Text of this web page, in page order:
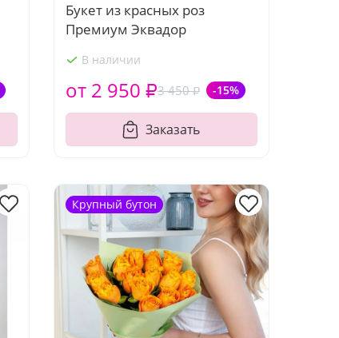
Букет из красных роз
Премиум Эквадор
В наличии
3 450 ₽ -15%
от 2 950 ₽
Заказать
Крупный бутон